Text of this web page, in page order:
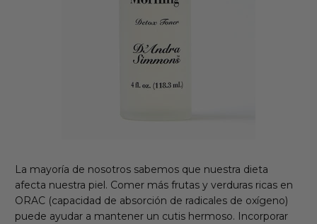
La mayoría de nosotros sabemos que nuestra dieta
afecta nuestra piel. Comer más frutas y verduras ricas en
ORAC (capacidad de absorción de radicales de oxígeno)
puede ayudar a mantener un cutis hermoso. Incorporar